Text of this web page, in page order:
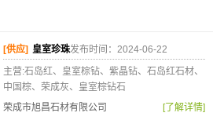
[供应] 皇室珍珠发布时间：2024-06-22
主营:石岛红、皇室棕钻、紫晶钻、石岛红石材、
中国棕、荣成灰、皇室棕钻石
荣成市旭昌石材有限公司
[了解详情]